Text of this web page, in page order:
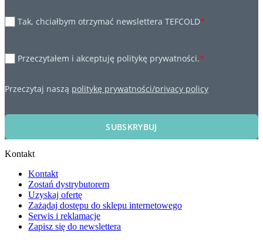
Tak, chciałbym otrzymać newslettera TEFCOLD*
Przeczytałem i akceptuję politykę prywatności.*
Przeczytaj naszą politykę prywatności/privacy policy
SUBSKRYBUJ
Kontakt
Kontakt
Zostań dystrybutorem
Uzyskaj ofertę
Zażądaj dostępu do sklepu internetowego
Serwis i reklamacje
Zapisz się do newslettera